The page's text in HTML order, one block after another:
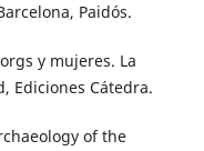
Paidós.
y mujeres. La
Ediciones Cátedra.
of the